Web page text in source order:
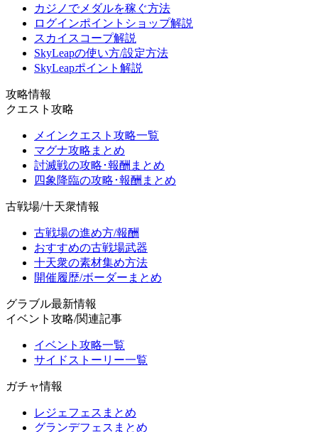
カジノでメダルを稼ぐ方法
ログインポイントショップ解説
スカイスコープ解説
SkyLeapの使い方/設定方法
SkyLeapポイント解説
攻略情報
クエスト攻略
メインクエスト攻略一覧
マグナ攻略まとめ
討滅戦の攻略･報酬まとめ
四象降臨の攻略･報酬まとめ
古戦場/十天衆情報
古戦場の進め方/報酬
おすすめの古戦場武器
十天衆の素材集め方法
開催履歴/ボーダーまとめ
グラブル最新情報
イベント攻略/関連記事
イベント攻略一覧
サイドストーリー一覧
ガチャ情報
レジェフェスまとめ
グランデフェスまとめ